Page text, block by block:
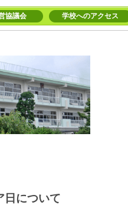
協議会 学校へのアクセス
日について